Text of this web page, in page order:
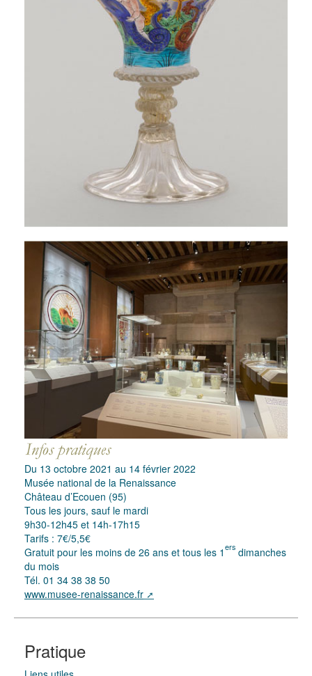
Du 13 octobre 2021 au 14 février 2022
Musée national de la Renaissance
Château d’Ecouen (95)
Tous les jours, sauf le mardi
9h30-12h45 et 14h-17h15
Tarifs : 7€/5,5€
Gratuit pour les moins de 26 ans et tous les 1ers dimanches
du mois
Tél. 01 34 38 38 50
www.musee-renaissance.fr
Pratique